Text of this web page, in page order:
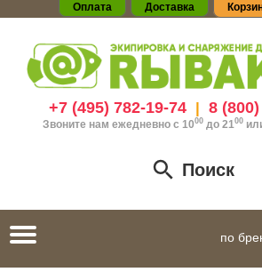
Оплата Доставка
+7 (495) 782-19-74| 8
Звоните нам ежедневно с 1000до 21 00
Поиск
Toggle
navigation
по